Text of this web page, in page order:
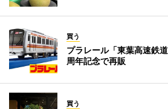
買う
プラレール「東葉高速
周年記念で再販
買う